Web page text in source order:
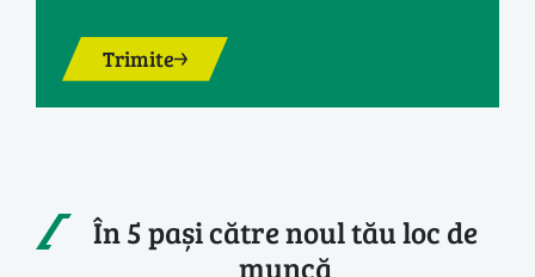
Trimite
În 5 pași către noul tău loc de
muncă